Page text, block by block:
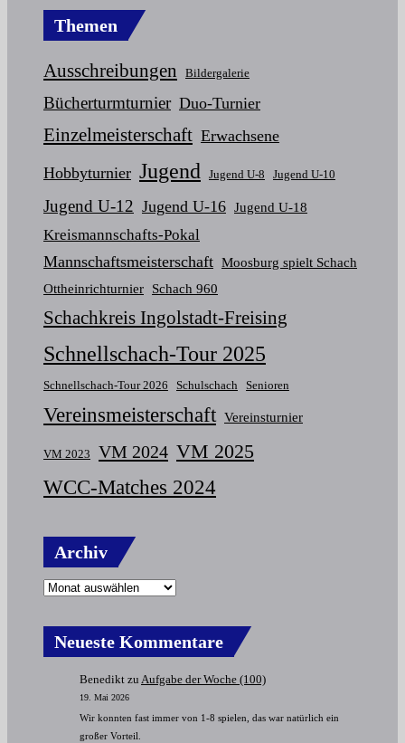
Themen
Ausschreibungen Bildergalerie
Bücherturmturnier Duo-Turnier
Einzelmeisterschaft Erwachsene
Hobbyturnier Jugend Jugend U-8 Jugend U-10
Jugend U-12 Jugend U-16 Jugend U-18
Kreismannschafts-Pokal
Mannschaftsmeisterschaft Moosburg spielt Schach
Ottheinrichturnier Schach 960
Schachkreis Ingolstadt-Freising
Schnellschach-Tour 2025
Schnellschach-Tour 2026 Schulschach Senioren
Vereinsmeisterschaft Vereinsturnier
VM 2023 VM 2024 VM 2025
WCC-Matches 2024
Archiv
Archiv
Neueste Kommentare
Benedikt zu Aufgabe der Woche (100)
19. Mai 2026
Wir konnten fast immer von 1-8 spielen, das war natürlich ein
großer Vorteil.